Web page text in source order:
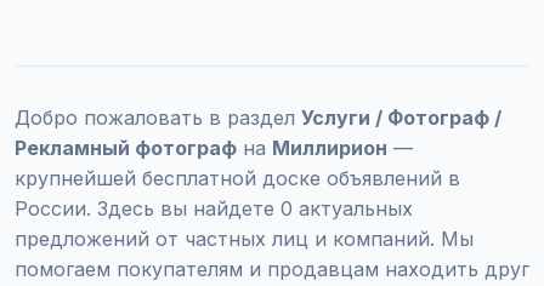
Добро пожаловать в раздел Услуги / Фотограф /
Рекламный фотограф на Миллирион —
крупнейшей бесплатной доске объявлений в
России. Здесь вы найдете 0 актуальных
предложений от частных лиц и компаний. Мы
помогаем покупателям и продавцам находить друг